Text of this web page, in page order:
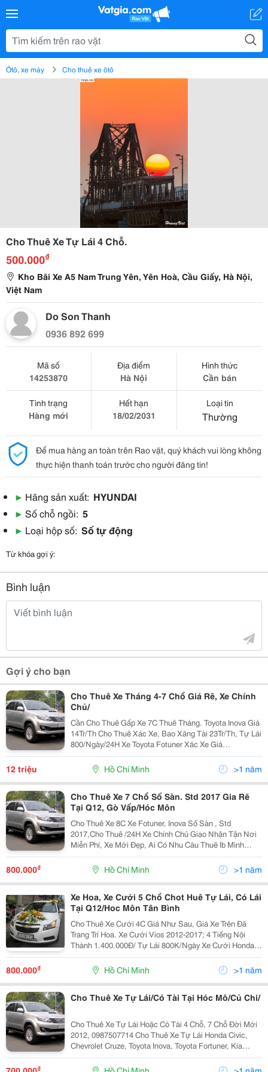
Ôtô, xe máy Cho thuê xe ôtô
Cho Thuê Xe Tự Lái 4 Chỗ.
500.000₫
Kho Bãi Xe A5 Nam Trung Yên, Yên Hoà, Cầu Giấy, Hà Nội,
Việt Nam
Do Son Thanh
0936 892 699
Mã số
14253870
Địa điểm
Hà Nội
Hình thức
Cần bán
Tình trạng
Hàng mới
Hết hạn
18/02/2031
Loại tin
Thường
Để mua hàng an toàn trên Rao vặt, quý khách vui lòng không
thực hiện thanh toán trước cho người đăng tin!
▶ Hãng sản xuất: HYUNDAI
▶ Số chỗ ngồi: 5
▶ Loại hộp số: Số tự động
Từ khóa gợi ý:
Bình luận
Gợi ý cho bạn
Cho Thuê Xe Tháng 4-7 Chổ Giá Rẽ, Xe Chính
Chủ/
Cần Cho Thuê Gấp Xe 7C Thuê Tháng. Toyota Inova Giá
14Tr/Th Cho Thuê Xác Xe, Bao Xăng Tài 23Tr/Th, Tự Lái
800/Ngày/24H Xe Toyota Fotuner Xác Xe Giá
20Tr/Tháng, Bao Xăng Tài 27Tr/Tháng, Tự Lái
1.1Tr/Ngày/24H Ai Có Nhu Cầu Thuê Liên Hệ Mình Nh
12 triệu Hồ Chí Minh >1 năm
Cho Thuê Xe 7 Chổ Số Sàn. Std 2017 Gia Rẽ
Tại Q12, Gò Vấp/Hóc Môn
Cho Thuê Xe 8C Xe Fotuner, Inova Số Sàn , Std
2017,Cho Thuê /24H Xe Chính Chủ Giao Nhận Tận Nơi
Miễn Phí, Xe Mới Đẹp, Ai Có Nhu Càu Thuê Ib Mình
Nha.thủ Tục Đơn Giản. Thủ Tục: Hk, Kt3 Gốc Tp,
Gpdkkd(Trong 3 Cái Phải Có 1 Cai)Cm+Bl Photo, Xe
Máy+Cavet
800.000₫ Hồ Chí Minh >1 năm
Xe Hoa, Xe Cưới 5 Chổ Chot Huê Tự Lái, Có Lái
Tại Q12/Hoc Môn Tân Bình
Cho Thuê Xe Cưới 4C Giá Như Sau, Giá Xe Trên Đã
Trang Trí Hoa. Xe Cưới Vios 2012-2017; 4 Tiếng Nội
Thành 1.400.000Đ/ Tự Lái 800K/Ngày Xe Cưới Honda
City 2015-2017 4 Tiếng Nội Thành 1.5Tr/ Tự Lái
1Tr/Ngày/ Xe Cưới Chevolet Crule 2015 4 Tiếng
800.000₫ Hồ Chí Minh >1 năm
Cho Thuê Xe Tự Lái/Có Tài Tại Hóc Mô/Củ Chi/
Cho Thuê Xe Tự Lái Hoặc Có Tài 4 Chỗ, 7 Chỗ Đời Mới
2012, 0987507714 Cho Thuê Xe Tự Lái Honda Civic,
Chevrolet Cruze, Toyota Inova, Toyota Fortuner, Kia
Morning, Kia Sorento 2012 Full Options, Đời Mới, Nội
Thất Đẹp, Máy Lạnh Tốt..., Giao Xe Tận Nơ
₫